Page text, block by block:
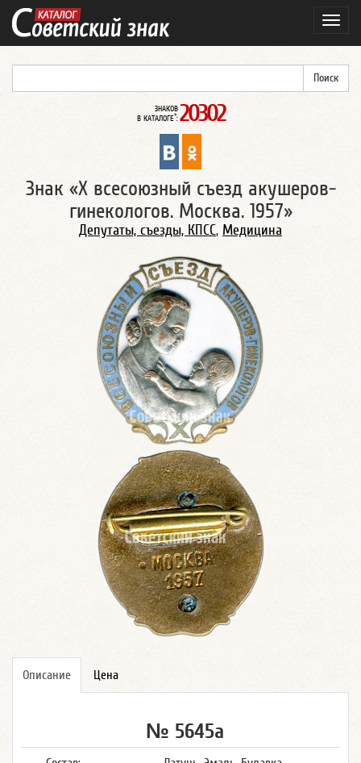
ЗНАКОВ
В КАТАЛОГЕ*: 20302
Знак «X всесоюзный съезд акушеров-
гинекологов. Москва. 1957»
Депутаты, съезды, КПСС, Медицина
Описание Цена
№ 5645а